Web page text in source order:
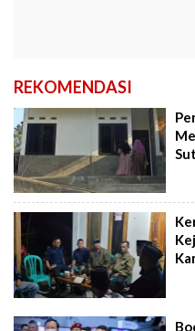
REKOMENDASI